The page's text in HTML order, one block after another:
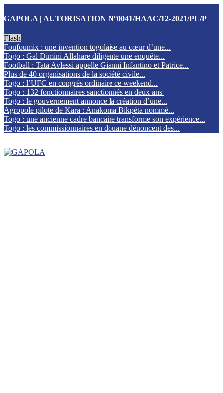
GAPOLA | AUTORISATION N°0041/HAAC/12-2021/PL/P
Flash
Foufoumix : une invention togolaise au cœur d’une...
Togo : Gal Dimini Allahare diligente une enquête...
Football : Tata Avlessi appelle Gianni Infantino et Patrice...
Plus de 40 organisations de la société civile...
Togo : l’UFC en congrès ordinaire ce weekend...
Togo : 132 fonctionnaires sanctionnés en deux ans
Togo : le gouvernement annonce la création d’une...
Agropole pilote de Kara : Anakoma Bikpéta nommé...
Togo : une ancienne cadre bancaire transforme son expérience...
Togo : les commissionnaires en douane dénoncent des...